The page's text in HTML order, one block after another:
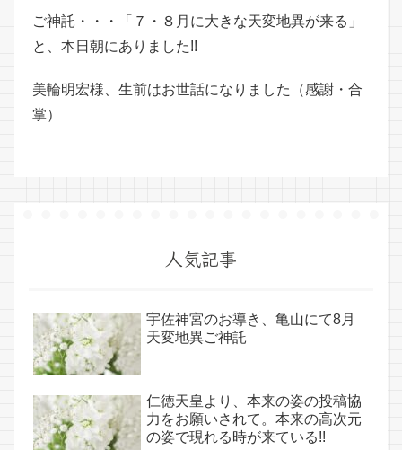
ご神託・・・「７・８月に大きな天変地異が来る」
と、本日朝にありました!!
美輪明宏様、生前はお世話になりました（感謝・合
掌）
人気記事
宇佐神宮のお導き、亀山にて8月
天変地異ご神託
仁徳天皇より、本来の姿の投稿協
力をお願いされて。本来の高次元
の姿で現れる時が来ている!!